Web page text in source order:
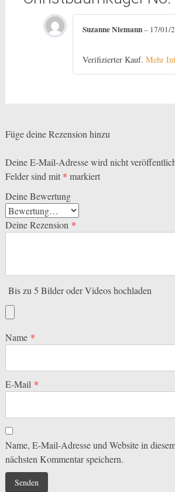
Suzanne Niemann– 17/01/
Verifizierter Kauf. Mehr
Füge deine Rezension hinzu
Deine E-Mail-Adresse wird nicht
Felder sind mit * markiert
Deine Bewertung
Deine Rezension *
Bis zu 5 Bilder oder Videos hochladen
Name *
E-Mail *
Name, E-Mail-Adresse und Website in
nächsten Kommentar speichern.